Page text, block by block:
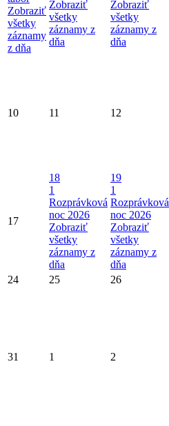
Zobraziť
všetky
záznamy
z dňa
Zobraziť
všetky
záznamy z
dňa
Zobraziť
všetky
záznamy z
dňa
10 11 12
17
18
1
Rozprávková
noc 2026
Zobraziť
všetky
záznamy z
dňa
19
1
Rozprávková
noc 2026
Zobraziť
všetky
záznamy z
dňa
24 25 26
31 1 2